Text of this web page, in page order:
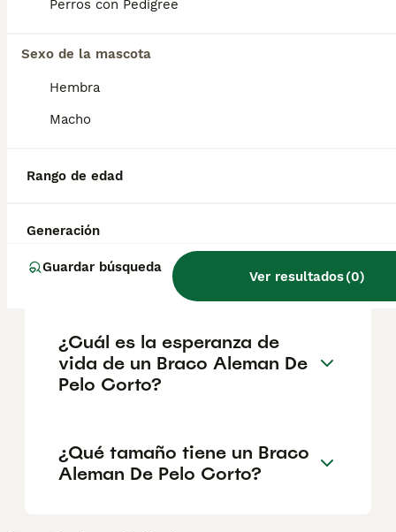
Perros con Pedigree
Sexo de la mascota
Hembra
Macho
Rango de edad
Generación
Guardar búsqueda
Ver resultados(0)
aproximadamente 386€, aunque los precios
ubicación.
¿Cómo es el carácter de
¿Cuáles son las ventajas y
desventajas de la raza Braco
Aleman De Pelo Corto?
¿Cuál es la esperanza de
vida de un Braco Aleman De
Pelo Corto?
¿Qué tamaño tiene un Braco
Aleman De Pelo Corto?